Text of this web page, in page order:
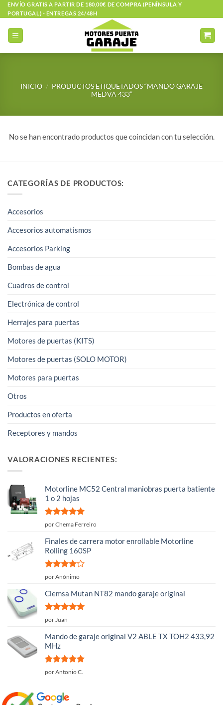
Saltar
al
contenido
ENVÍO GRATIS A PARTIR DE 180,00€ DE COMPRA (PENÍNSULA Y
PORTUGAL) - ENTREGAS 24/48H
INICIO / PRODUCTOS ETIQUETADOS “MANDO GARAJE
MEDVA 433”
No se han encontrado productos que coincidan con tu selección.
CATEGORÍAS DE PRODUCTOS:
Accesorios
Accesorios automatismos
Accesorios Parking
Bombas de agua
Cuadros de control
Electrónica de control
Herrajes para puertas
Motores de puertas (KITS)
Motores de puertas (SOLO MOTOR)
Motores para puertas
Otros
Productos en oferta
Receptores y mandos
VALORACIONES RECIENTES:
Motorline MC52 Central maniobras puerta batiente
1 o 2 hojas
Valorado
por Chema Ferreiro
Finales de carrera motor enrollable Motorline
Rolling 160SP
Valorado
5
por Anónimo
Clemsa Mutan NT82 mando garaje original
Valorado
por Juan
Mando de garaje original V2 ABLE TX TOH2 433,92
MHz
Valorado
por Antonio C.